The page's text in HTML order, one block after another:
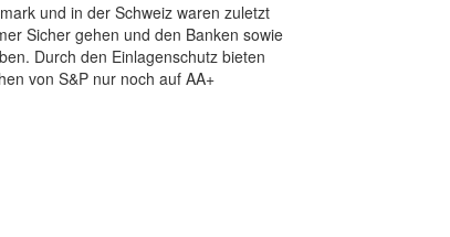
und in der Schweiz waren zuletzt
Sicher gehen und den Banken sowie
Durch den Einlagenschutz bieten
von S&P nur noch auf AA+